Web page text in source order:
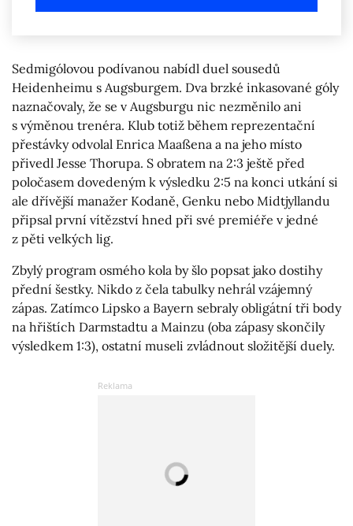
Sedmigólovou podívanou nabídl duel sousedů
Heidenheimu s Augsburgem. Dva brzké inkasované góly
naznačovaly, že se v Augsburgu nic nezměnilo ani
s výměnou trenéra. Klub totiž během reprezentační
přestávky odvolal Enrica Maaßena a na jeho místo
přivedl Jesse Thorupa. S obratem na 2:3 ještě před
poločasem dovedeným k výsledku 2:5 na konci utkání si
ale dřívější manažer Kodaně, Genku nebo Midtjyllandu
připsal první vítězství hned při své premiéře v jedné
z pěti velkých lig.
Zbylý program osmého kola by šlo popsat jako dostihy
přední šestky. Nikdo z čela tabulky nehrál vzájemný
zápas. Zatímco Lipsko a Bayern sebraly obligátní tři body
na hřištích Darmstadtu a Mainzu (oba zápasy skončily
výsledkem 1:3), ostatní museli zvládnout složitější duely.